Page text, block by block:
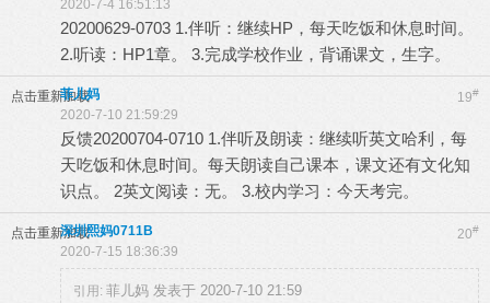
2020-7-4 16:51:13
20200629-0703 1.伴听：继续HP，每天吃饭和休息时间。
2.听读：HP1章。 3.完成学校作业，背诵课文，生字。
点击重新加载 19#
菲儿妈
2020-7-10 21:59:29
反馈20200704-0710 1.伴听及朗读：继续听英文哈利，每
天吃饭和休息时间。每天朗读自己课本，课文还有文化知
识点。 2英文阅读：无。 3.校内学习：今天考完。
点击重新加载 20#
深圳熙妈0711B
2020-7-15 18:36:39
引用: 菲儿妈 发表于 2020-7-10 21:59